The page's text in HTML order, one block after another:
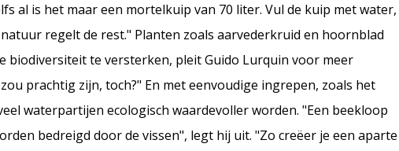
al is het maar een mortelkuip van 70 liter. Vul de kuip met water,
regelt de rest." Planten zoals aarvederkruid en hoornblad
biodiversiteit te versterken, pleit Guido Lurquin voor meer
prachtig zijn, toch?" En met eenvoudige ingrepen, zoals het
waterpartijen ecologisch waardevoller worden. "Een beekloop
bedreigd door de vissen", legt hij uit. "Zo creëer je een aparte